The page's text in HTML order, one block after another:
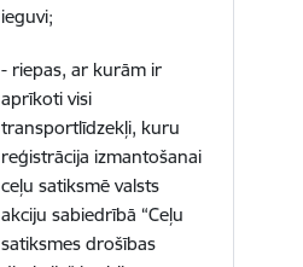
ieguvi;
- riepas, ar kurām ir
aprīkoti visi
transportlīdzekļi, kuru
reģistrācija izmantošanai
ceļu satiksmē valsts
akciju sabiedrībā “Ceļu
satiksmes drošības